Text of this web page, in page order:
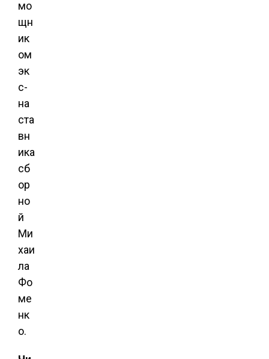
мо
щн
ик
ом
эк
с-
на
ста
вн
ика
сб
ор
но
й
Ми
хаи
ла
Фо
ме
нк
о.